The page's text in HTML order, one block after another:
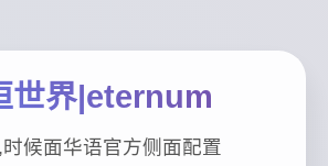
世界|eternum
候面华语官方侧面配置